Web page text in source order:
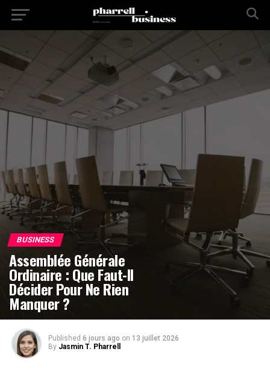
BUSINESS
Assemblée Générale
Ordinaire : Que Faut-Il
Décider Pour Ne Rien
Manquer ?
Published 6 jours ago on 13 juillet 2026
By Jasmin T. Pharrell